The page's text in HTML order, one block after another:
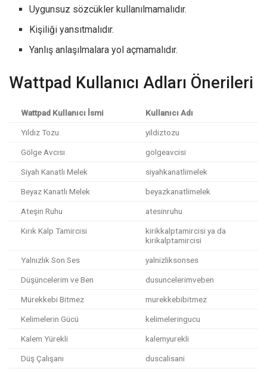
Uygunsuz sözcükler kullanılmamalıdır.
Kişiliği yansıtmalıdır.
Yanlış anlaşılmalara yol açmamalıdır.
Wattpad Kullanıcı Adları Önerileri
Wattpad Kullanıcı İsmi Kullanıcı Adı
Yıldız Tozu yildiztozu
Gölge Avcısı golgeavcisi
Siyah Kanatlı Melek siyahkanatlimelek
Beyaz Kanatlı Melek beyazkanatlimelek
Ateşin Ruhu atesinruhu
Kırık Kalp Tamircisi
kirikkalptamircisi ya da
kirikalptamircisi
Yalnızlık Son Ses yalnizliksonses
Düşüncelerim ve Ben dusuncelerimveben
Mürekkebi Bitmez murekkebibitmez
Kelimelerin Gücü kelimeleringucu
Kalem Yürekli kalemyurekli
Düş Çalışanı duscalisani